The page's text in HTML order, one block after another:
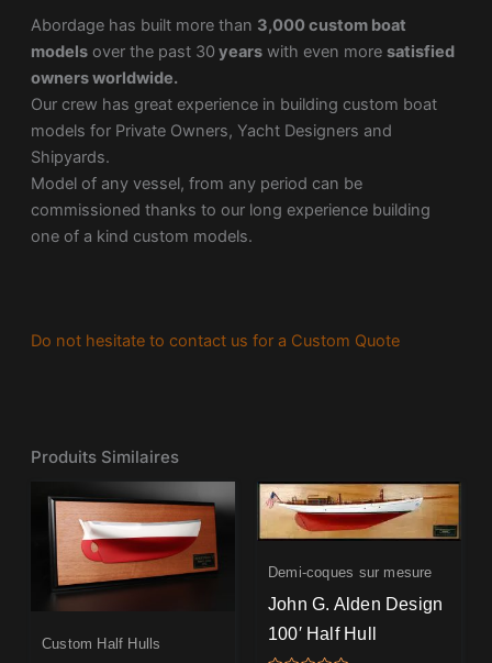
Abordage has built more than 3,000 custom boat
modelsover the past 30 yearswith even more satisfied
owners worldwide.
Our crew has great experience in building custom boat
models for Private Owners, Yacht Designers and
Shipyards.
Model of any vessel, from any period can be
commissioned thanks to our long experience building
one of a kind custom models.
Do not hesitate to contact us for a Custom Quote
Produits Similaires
Custom Half Hulls
Demi-coques sur mesure
John G. Alden Design
100′ Half Hull